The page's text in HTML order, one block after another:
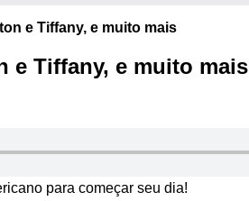
e Tiffany, e muito mais
e Tiffany, e muito mais
para começar seu dia!